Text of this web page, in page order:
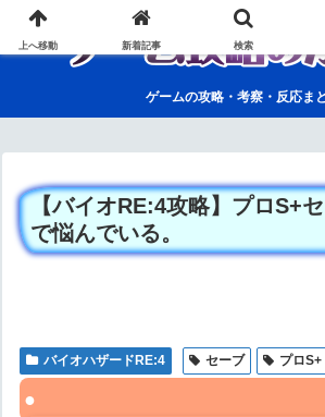
ゲームの攻略・考察・反応ま
【バイオRE:4攻略】プロS+
で悩んでいる。
バイオハザードRE:4 セーブ プロS+
上へ移動 新着記事 検索